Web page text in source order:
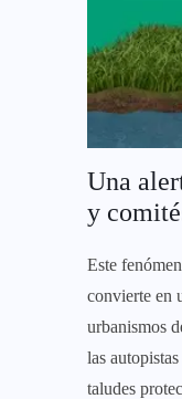
Una
y
Este
convierte en
urbanismos
las
taludes